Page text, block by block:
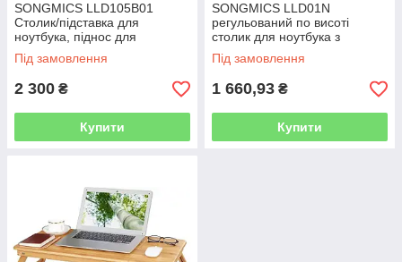
SONGMICS LLD105B01
Столик/підставка для
ноутбука, піднос для
сніданку, складні ніжки, для
ліжка та дивана, регулюється
Під замовлення
2 300 ₴
Купити
SONGMICS LLD01N
регульований по висоті
столик для ноутбука з
ящиком, складаний
бамбуковий столик для
Під замовлення
1 660,93 ₴
Купити